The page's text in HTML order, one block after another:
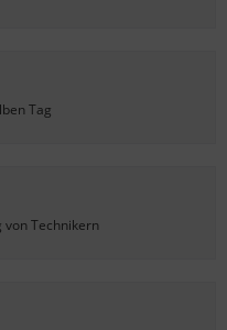
Tag
Technikern